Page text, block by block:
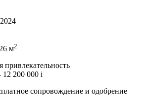
м2
12 200 000 i
сопровождение и одобрение